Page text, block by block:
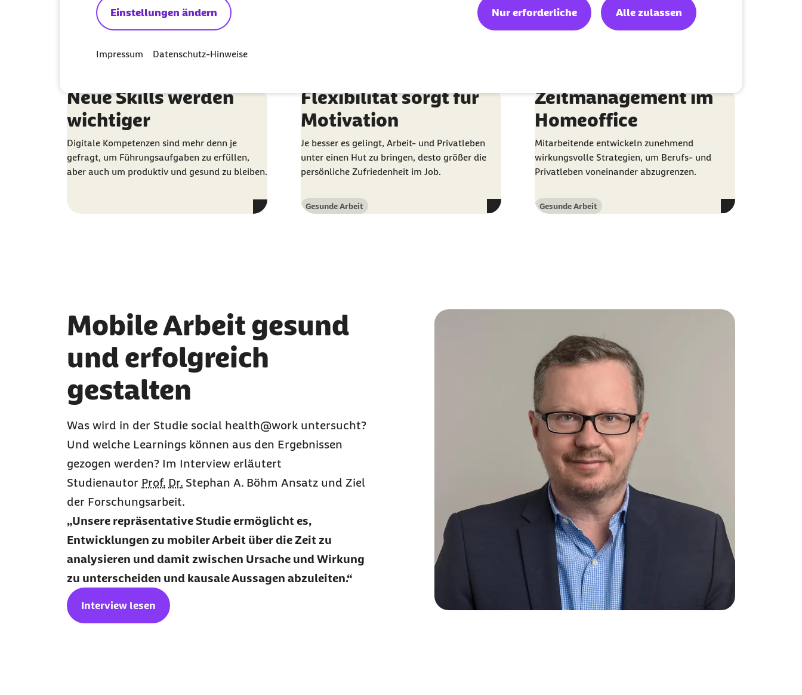
Einstellungen ändern Nur erforderliche Alle zulassen
Impressum Datenschutz-Hinweise
enormen Schub erfahren.
Chancengleichheit eine immer stärkere Rolle.
Neue Skills werden
wichtiger
Digitale Kompetenzen sind mehr denn je
gefragt, um Führungsaufgaben zu erfüllen,
aber auch um produktiv und gesund zu bleiben.
Flexibilität sorgt für
Motivation
Je besser es gelingt, Arbeit- und Privatleben
unter einen Hut zu bringen, desto größer die
persönliche Zufriedenheit im Job.
Kategorie
Gesunde Arbeit
Zeitmanagement im
Homeoffice
Mitarbeitende entwickeln zunehmend
wirkungsvolle Strategien, um Berufs- und
Privatleben voneinander abzugrenzen.
Kategorie
Gesunde Arbeit
Mobile Arbeit gesund
und erfolgreich
gestalten
Was wird in der Studie social health@work untersucht?
Und welche Learnings können aus den Ergebnissen
gezogen werden? Im Interview erläutert
Studienautor Prof. Dr. Stephan A. Böhm Ansatz und Ziel
der Forschungsarbeit.
Unsere repräsentative Studie ermöglicht es,
Entwicklungen zu mobiler Arbeit über die Zeit zu
analysieren und damit zwischen Ursache und Wirkung
zu unterscheiden und kausale Aussagen abzuleiten.
Interview lesen